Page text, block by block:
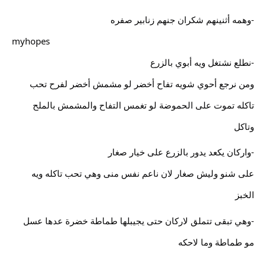
-وهمه أثنينهم شكران جنهم زنابير صفره
myhopes
-نطلع نشتغل ويه أبوي بالزرع
ومن نرجع أحوي شويه تفاح أخضر لو مشمش أخضر لفرح تحب
تاكله تموت على الحموضة لو تغمس التفاح والمشمش بالملح
وتاكل
-واركان يكعد يدور بالزرع على خيار صغار
على شنو وليش صغار لان ناعم نفس منى وهي تحب تاكله ويه
الخبز
-وهي تبقى تتملق لاركان حتى يجيبلها طماطة خضرة عدها عسل
مو طماطة وما لاحكه